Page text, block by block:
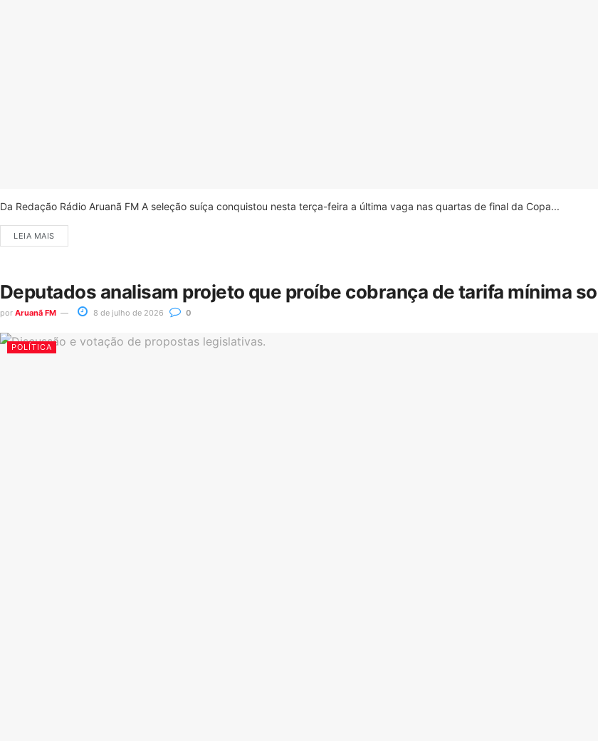
Da Redação Rádio Aruanã FM A seleção suíça conquistou nesta terça-feira a última vaga nas quartas de final da Copa...
LEIA MAIS
Deputados analisam projeto que proíbe cobrança de tarifa mínima
por Aruanã FM 8 de julho de 2026 0
POLÍTICA